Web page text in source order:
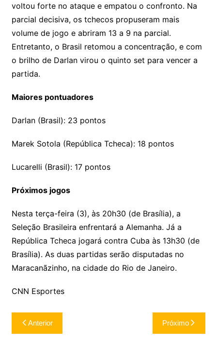
voltou forte no ataque e empatou o confronto. Na
parcial decisiva, os tchecos propuseram mais
volume de jogo e abriram 13 a 9 na parcial.
Entretanto, o Brasil retomou a concentração, e com
o brilho de Darlan virou o quinto set para vencer a
partida.
Maiores pontuadores
Darlan (Brasil): 23 pontos
Marek Sotola (República Tcheca): 18 pontos
Lucarelli (Brasil): 17 pontos
Próximos jogos
Nesta terça-feira (3), às 20h30 (de Brasília), a
Seleção Brasileira enfrentará a Alemanha. Já a
República Tcheca jogará contra Cuba às 13h30 (de
Brasília). As duas partidas serão disputadas no
Maracanãzinho, na cidade do Rio de Janeiro.
CNN Esportes
Navegação
de
Anterior Próximo